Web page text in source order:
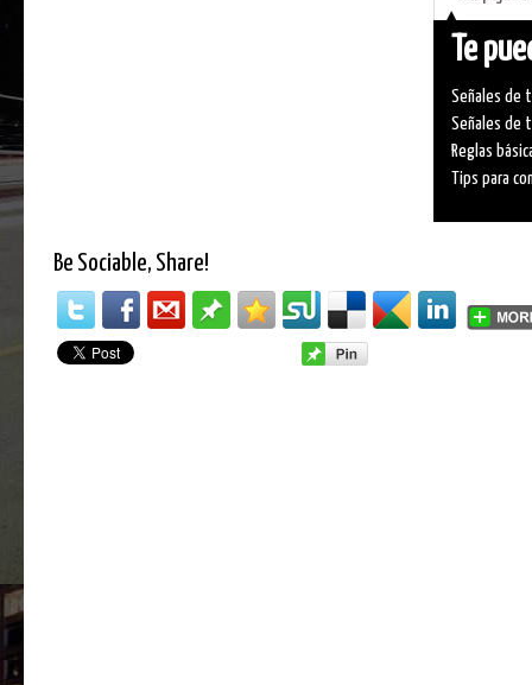
Te
Señales de
Señales de
Reglas
Tips para
Be Sociable, Share!